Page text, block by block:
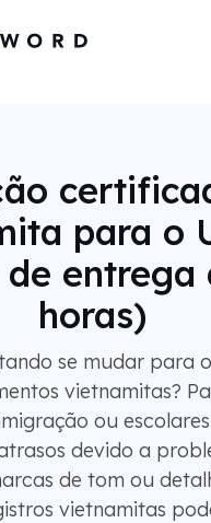
para o
entrega
horas)
se mudar para
vietnamitas?
ou
devido a
de tom ou
vietnamitas